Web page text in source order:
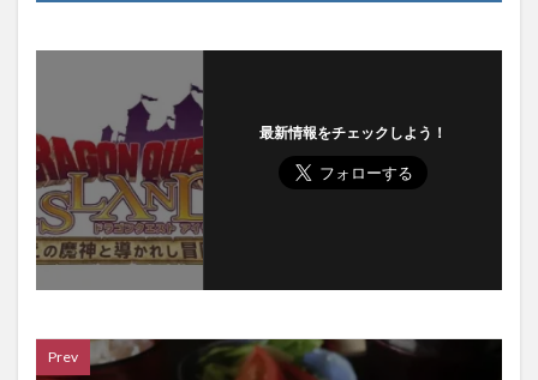
最新情報をチェックしよう！
Prev